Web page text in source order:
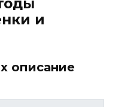
и
описание